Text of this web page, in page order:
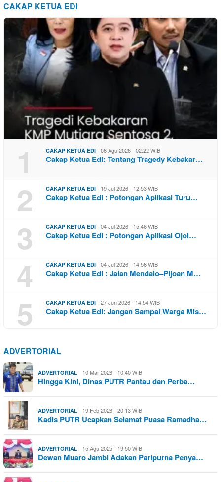
CAKAP KETUA EDI
1 CAKAP KETUA EDI 06 Agu 2026 - 02:22 WIB
Cakap Ketua Edi: Tentang Tragedy Kebakar…
2 CAKAP KETUA EDI 19 Jul 2026 - 12:53 WIB
Cakap Ketua Edi : Potongan Aplikasi Turu…
3 CAKAP KETUA EDI 04 Jul 2026 - 15:46 WIB
Cakap Ketua Edi : Potongan Aplikasi Ojol…
4 CAKAP KETUA EDI 04 Jul 2026 - 14:56 WIB
Cakap Ketua Edi : Jalan Mendalo–Pijoan M…
5 CAKAP KETUA EDI 27 Jun 2026 - 14:54 WIB
Cakap Ketua Edi: Jangan Sampai Warga Mis…
ADVERTORIAL
ADVERTORIAL 10 Mar 2026 - 10:40 WIB
Hingga Kini, Dinas PUTR Pantau dan Perba…
ADVERTORIAL 19 Feb 2026 - 20:13 WIB
Kadis PUTR Ucapkan Selamat Puasa Ramadha…
ADVERTORIAL 15 Agu 2025 - 19:50 WIB
Dewan Muaro Jambi Adakan Paripurna Penya…